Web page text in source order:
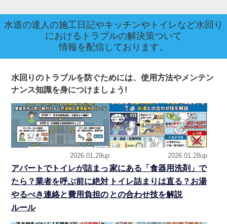
水道の達人の施工日記やキッチンやトイレなど水回り
におけるトラブルの解決策ついて
情報を配信しております。
水回りのトラブルを防ぐためには、使用方法やメンテン
ナンス知識を身につけましょう!
2026.01.29up
アパートでトイレが詰まっ
たら？業者を呼ぶ前に絶対
やるべき連絡と費用負担の
ルール
2026.01.28up
家にある「食器用洗剤」で
トイレ詰まりは直る？お湯
との合わせ技を解説